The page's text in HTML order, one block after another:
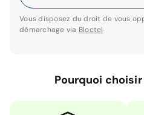
Vous disposez du droit de vous
démarchage via Bloctel
Pourquoi